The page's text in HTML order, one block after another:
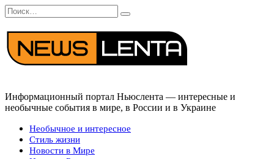
Перейти
к
содержанию
Search
for:
Информационный портал Ньюслента — интересные и
необычные события в мире, в России и в Украине
Необычное и интересное
Стиль жизни
Новости в Мире